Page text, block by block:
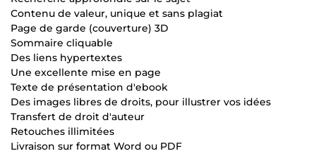
Contenu de valeur, unique et sans plagiat
Page de garde (couverture) 3D
Sommaire cliquable
Des liens hypertextes
Une excellente mise en page
Texte de présentation d'ebook
Des images libres de droits, pour illustrer vos idées
Transfert de droit d'auteur
Retouches illimitées
Livraison sur format Word ou PDF